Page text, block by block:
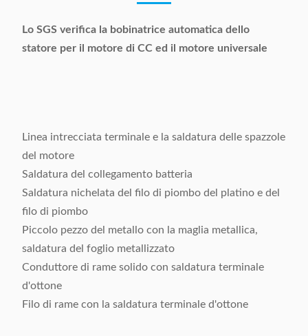
Lo SGS verifica la bobinatrice automatica dello
statore per il motore di CC ed il motore universale
Linea intrecciata terminale e la saldatura delle spazzole
del motore
Saldatura del collegamento batteria
Saldatura nichelata del filo di piombo del platino e del
filo di piombo
Piccolo pezzo del metallo con la maglia metallica,
saldatura del foglio metallizzato
Conduttore di rame solido con saldatura terminale
d'ottone
Filo di rame con la saldatura terminale d'ottone